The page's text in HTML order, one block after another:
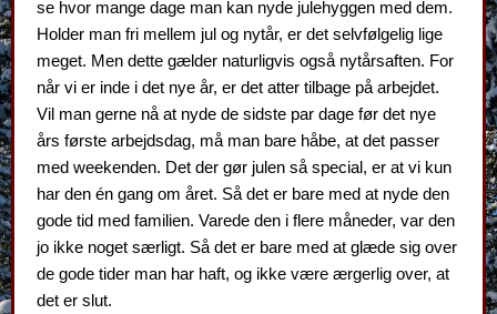
se hvor mange dage man kan nyde julehyggen med dem.
Holder man fri mellem jul og nytår, er det selvfølgelig lige
meget. Men dette gælder naturligvis også nytårsaften. For
når vi er inde i det nye år, er det atter tilbage på arbejdet.
Vil man gerne nå at nyde de sidste par dage før det nye
års første arbejdsdag, må man bare håbe, at det passer
med weekenden. Det der gør julen så special, er at vi kun
har den én gang om året. Så det er bare med at nyde den
gode tid med familien. Varede den i flere måneder, var den
jo ikke noget særligt. Så det er bare med at glæde sig over
de gode tider man har haft, og ikke være ærgerlig over, at
det er slut.